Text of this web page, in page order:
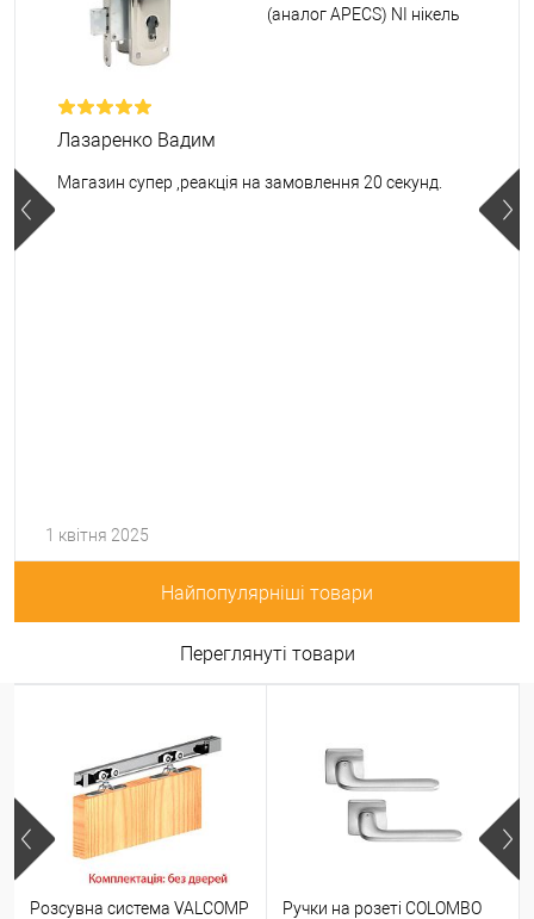
(аналог APECS) NI нікель
Лазаренко Вадим
Магазин супер ,реакція на замовлення 20 секунд.
1 квітня 2025
Найпопулярніші товари
Переглянуті товари
Розсувна система VALCOMP
Ручки на розеті COLOMBO